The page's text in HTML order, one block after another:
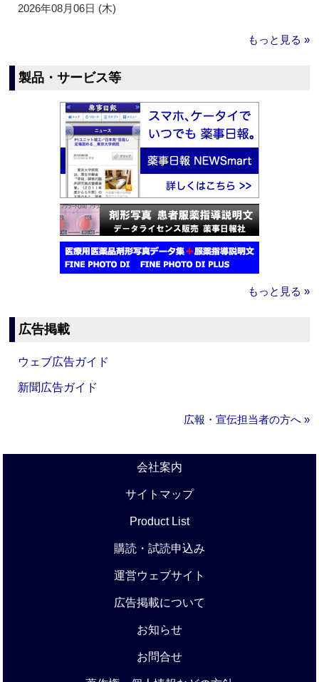
2026年08月06日 (木)
もっと見る »
製品・サービス等
もっと見る »
広告掲載
ウェブ広告ガイド
新聞広告ガイド
広報・宣伝担当者の方へ »
会社案内
サイトマップ
Product List
購読・試読申込み
運営ウェブサイト
広告掲載について
お知らせ
お問合せ